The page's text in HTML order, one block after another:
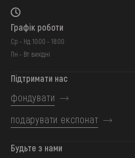
Графік роботи
Ср - Нд: 10:00 - 18:00
Пн - Вт: вихідні
Підтримати нас
фондувати
подарувати експонат
Будьте з нами